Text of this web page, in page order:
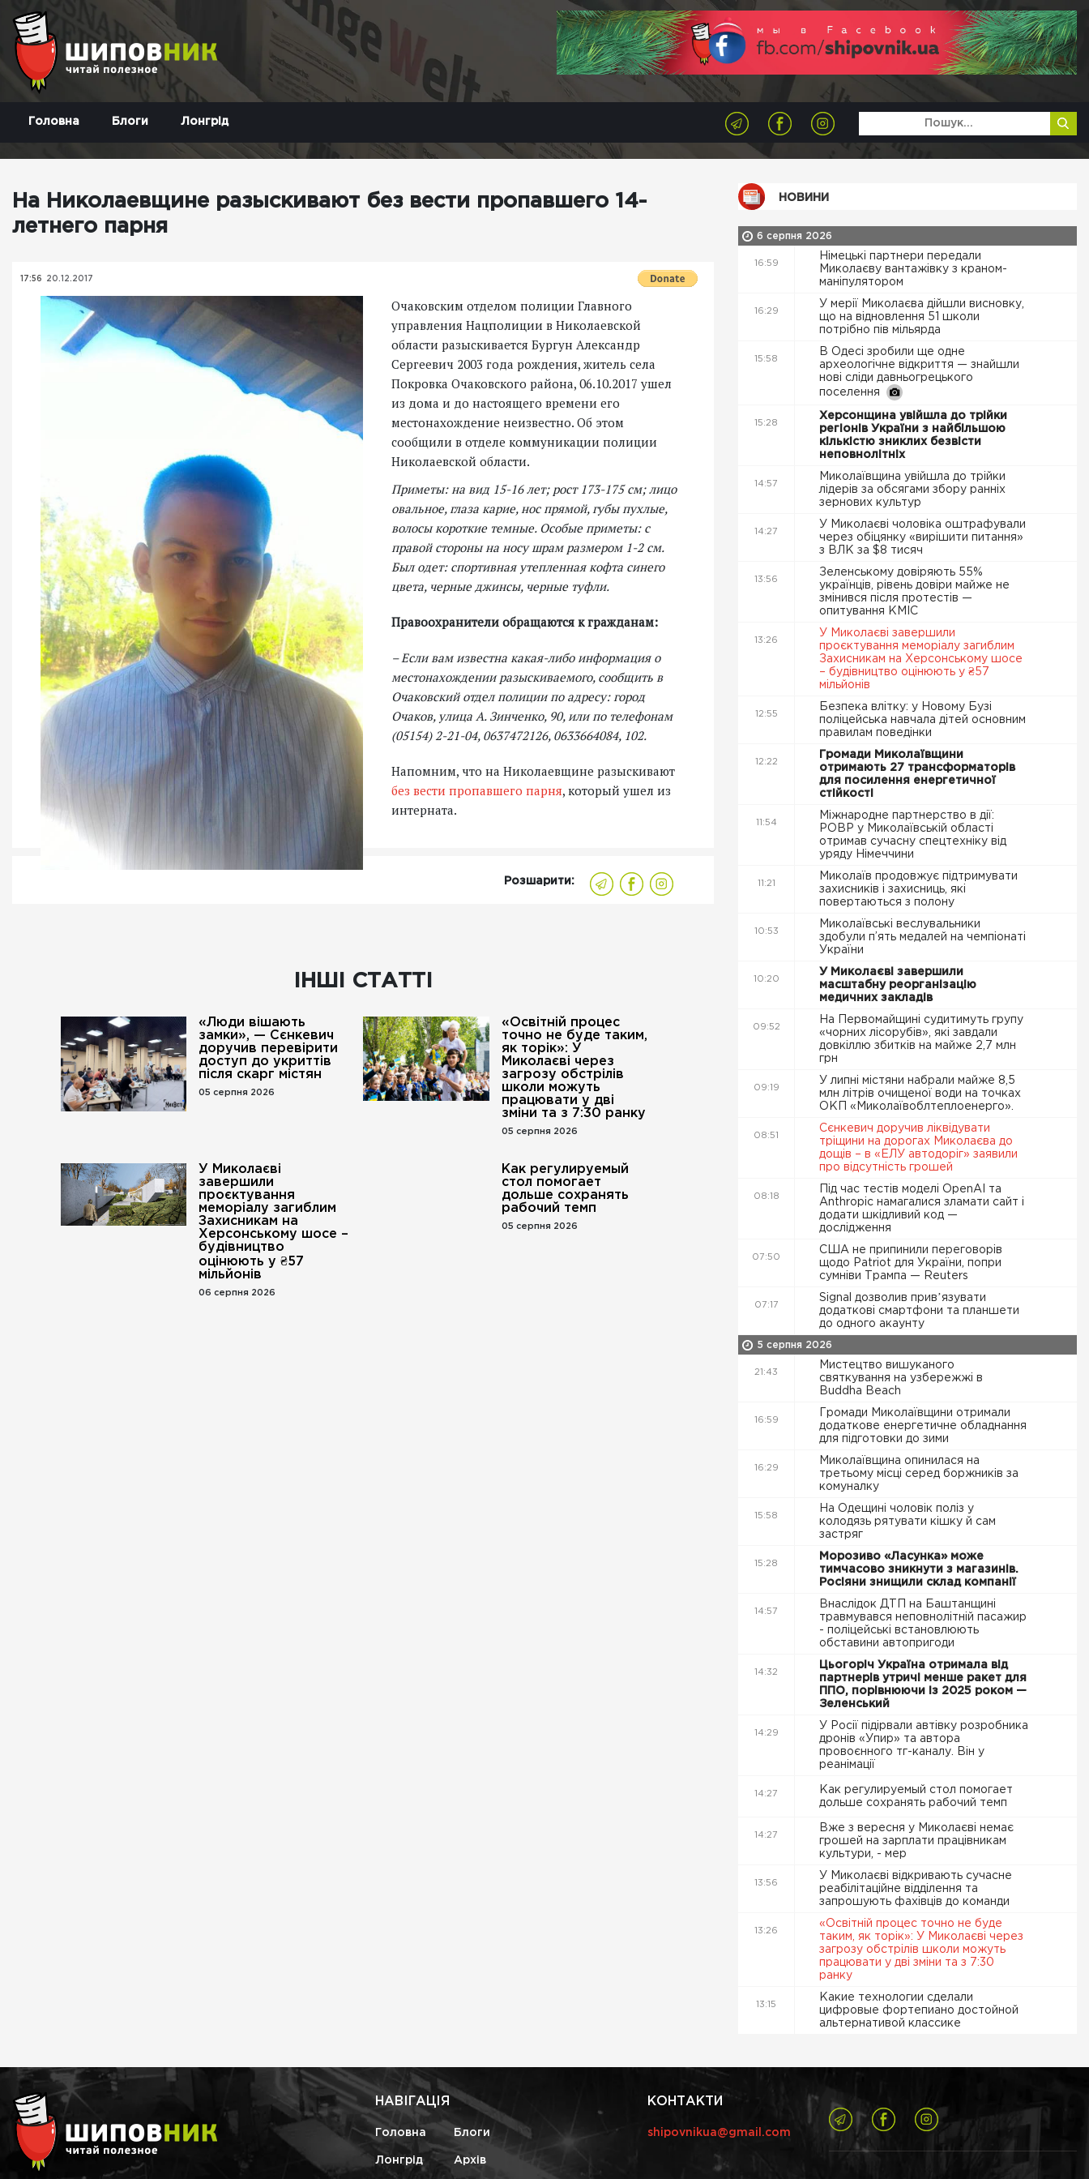
Головна Блоги Лонгрід
На Николаевщине разыскивают без вести пропавшего 14-
летнего парня
17:56 20.12.2017
Очаковским отделом полиции Главного
управления Нацполиции в Николаевской
области разыскивается Бургун Александр
Сергеевич 2003 года рождения, житель села
Покровка Очаковского района, 06.10.2017 ушел
из дома и до настоящего времени его
местонахождение неизвестно. Об этом
сообщили в отделе коммуникации полиции
Николаевской области.
Приметы: на вид 15-16 лет; рост 173-175 см; лицо
овальное, глаза карие, нос прямой, губы пухлые,
волосы короткие темные. Особые приметы: с
правой стороны на носу шрам размером 1-2 см.
Был одет: спортивная утепленная кофта синего
цвета, черные джинсы, черные туфли.
Правоохранители обращаются к гражданам:
– Если вам известна какая-либо информация о
местонахождении разыскиваемого, сообщить в
Очаковский отдел полиции по адресу: город
Очаков, улица А. Зинченко, 90, или по телефонам
(05154) 2-21-04, 0637472126, 0633664084, 102.
Напомним, что на Николаевщине разыскивают
без вести пропавшего парня, который ушел из
интерната.
Розшарити:
ІНШІ СТАТТІ
«Люди вішають
замки», — Сєнкевич
доручив перевірити
доступ до укриттів
після скарг містян
05 серпня 2026
«Освітній процес
точно не буде таким,
як торік»: У
Миколаєві через
загрозу обстрілів
школи можуть
працювати у дві
зміни та з 7:30 ранку
05 серпня 2026
У Миколаєві
завершили
проєктування
меморіалу загиблим
Захисникам на
Херсонському шосе –
будівництво
оцінюють у ₴57
мільйонів
06 серпня 2026
Как регулируемый
стол помогает
дольше сохранять
рабочий темп
05 серпня 2026
НОВИНИ
6 серпня 2026
16:59
Німецькі партнери передали
Миколаєву вантажівку з краном-
маніпулятором
16:29
У мерії Миколаєва дійшли висновку,
що на відновлення 51 школи
потрібно пів мільярда
15:58
В Одесі зробили ще одне
археологічне відкриття — знайшли
нові сліди давньогрецького
поселення
15:28
Херсонщина увійшла до трійки
регіонів України з найбільшою
кількістю зниклих безвісти
неповнолітніх
14:57
Миколаївщина увійшла до трійки
лідерів за обсягами збору ранніх
зернових культур
14:27
У Миколаєві чоловіка оштрафували
через обіцянку «вирішити питання»
з ВЛК за $8 тисяч
13:56
Зеленському довіряють 55%
українців, рівень довіри майже не
змінився після протестів —
опитування КМІС
13:26
У Миколаєві завершили
проєктування меморіалу загиблим
Захисникам на Херсонському шосе
– будівництво оцінюють у ₴57
мільйонів
12:55
Безпека влітку: у Новому Бузі
поліцейська навчала дітей основним
правилам поведінки
12:22
Громади Миколаївщини
отримають 27 трансформаторів
для посилення енергетичної
стійкості
11:54
Міжнародне партнерство в дії:
РОВР у Миколаївській області
отримав сучасну спецтехніку від
уряду Німеччини
11:21
Миколаїв продовжує підтримувати
захисників і захисниць, які
повертаються з полону
10:53
Миколаївські веслувальники
здобули п’ять медалей на чемпіонаті
України
10:20
У Миколаєві завершили
масштабну реорганізацію
медичних закладів
09:52
На Первомайщині судитимуть групу
«чорних лісорубів», які завдали
довкіллю збитків на майже 2,7 млн
грн
09:19
У липні містяни набрали майже 8,5
млн літрів очищеної води на точках
ОКП «Миколаївоблтеплоенерго».
08:51
Сєнкевич доручив ліквідувати
тріщини на дорогах Миколаєва до
дощів – в «ЕЛУ автодоріг» заявили
про відсутність грошей
08:18
Під час тестів моделі OpenAI та
Anthropic намагалися зламати сайт і
додати шкідливий код —
дослідження
07:50
США не припинили переговорів
щодо Patriot для України, попри
сумніви Трампа — Reuters
07:17
Signal дозволив привʼязувати
додаткові смартфони та планшети
до одного акаунту
5 серпня 2026
21:43
Мистецтво вишуканого
святкування на узбережжі в
Buddha Beach
16:59
Громади Миколаївщини отримали
додаткове енергетичне обладнання
для підготовки до зими
16:29
Миколаївщина опинилася на
третьому місці серед боржників за
комуналку
15:58
На Одещині чоловік поліз у
колодязь рятувати кішку й сам
застряг
15:28
Морозиво «Ласунка» може
тимчасово зникнути з магазинів.
Росіяни знищили склад компанії
14:57
Внаслідок ДТП на Баштанщині
травмувався неповнолітній пасажир
- поліцейські встановлюють
обставини автопригоди
14:32
Цьогоріч Україна отримала від
партнерів утричі менше ракет для
ППО, порівнюючи із 2025 роком —
Зеленський
14:29
У Росії підірвали автівку розробника
дронів «Упир» та автора
провоєнного тг-каналу. Він у
реанімації
14:27
Как регулируемый стол помогает
дольше сохранять рабочий темп
14:27
Вже з вересня у Миколаєві немає
грошей на зарплати працівникам
культури, - мер
13:56
У Миколаєві відкривають сучасне
реабілітаційне відділення та
запрошують фахівців до команди
13:26
«Освітній процес точно не буде
таким, як торік»: У Миколаєві через
загрозу обстрілів школи можуть
працювати у дві зміни та з 7:30
ранку
13:15
Какие технологии сделали
цифровые фортепиано достойной
альтернативой классике
НАВІГАЦІЯ
Головна Блоги
Лонгрід Архів
КОНТАКТИ
shipovnikua@gmail.com